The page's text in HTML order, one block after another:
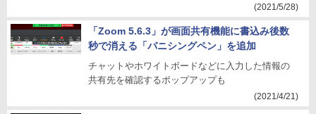
(2021/5/28)
「Zoom 5.6.3」が画面共有機能に書込み後数
秒で消える「バニシングペン」を追加
チャットやホワイトボードなどに入力した情報の
共有先を確認するポップアップも
(2021/4/21)